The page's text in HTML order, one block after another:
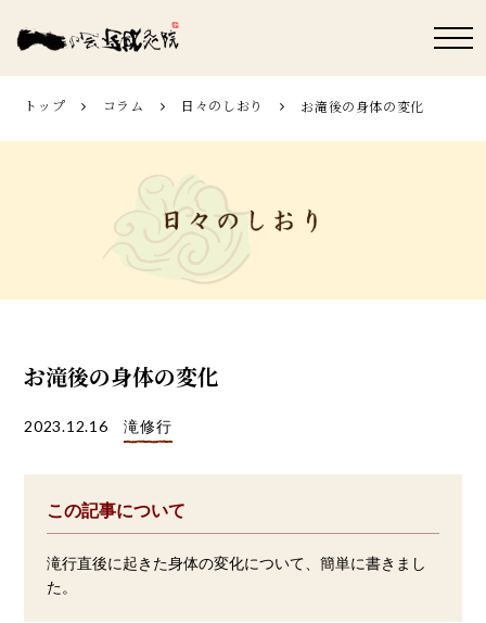
トップ コラム 日々のしおり お滝後の身体の変化
お滝後の身体の変化
2023.12.16 滝修行
この記事について
滝行直後に起きた身体の変化について、簡単に書きまし
た。